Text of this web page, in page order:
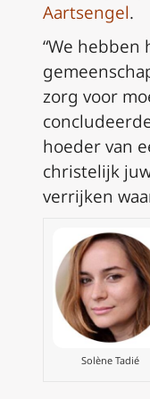
Aartsengel.
“We hebben
zorg voor
hoeder van
christelijk
verrijken
Solène Tadié